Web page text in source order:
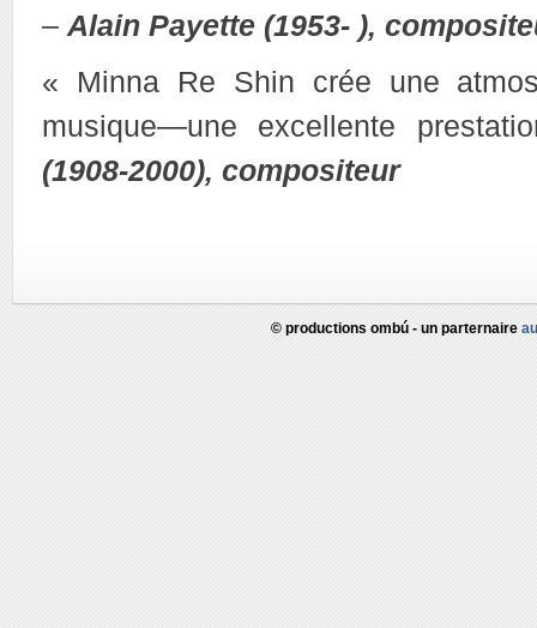
– Alain Payette (1953- ),
« Minna Re Shin crée une
musique—une excellente
(1908-2000), compositeur
© productions ombú - un parternaire